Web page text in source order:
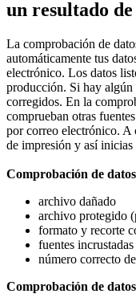
un resultado
La comprobación de
automáticamente tus
electrónico. Los datos
producción. Si hay algún
corregidos. En la
comprueban otras
por correo electrónico. A
de impresión y así
Comprobación de
archivo dañado
archivo protegido
formato y recorte
fuentes incrustadas
número correcto
Comprobación de